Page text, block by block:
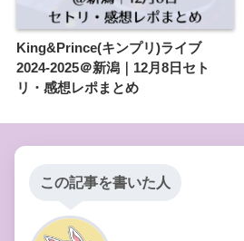
King&Prince(キンプリ)ライブ
2024-2025＠新潟｜12月8日セト
リ・感想レポまとめ
この記事を書いた人